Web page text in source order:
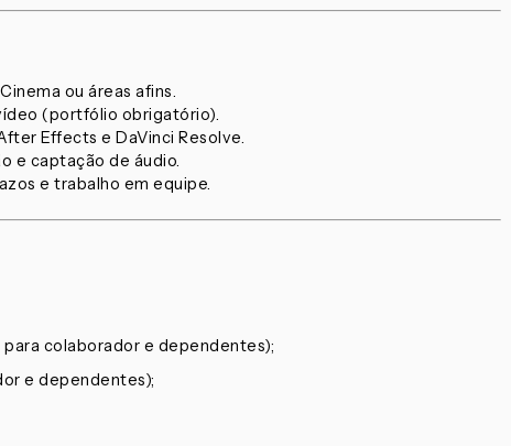
ou áreas afins.
(portfólio obrigatório).
Effects e DaVinci Resolve.
e captação de áudio.
e trabalho em equipe.
colaborador e dependentes);
e dependentes);